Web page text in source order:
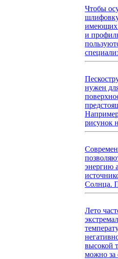
Чтобы
имеющих
и
нужен
рисунок
энергию
Солнца.
Лето
высокой
можно за